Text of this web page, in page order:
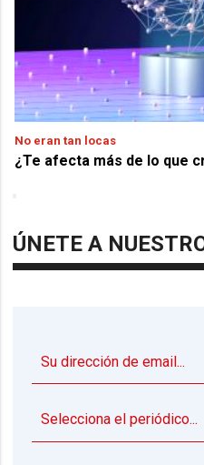
No eran tan locas
¿Te afecta más de lo que
ÚNETE A